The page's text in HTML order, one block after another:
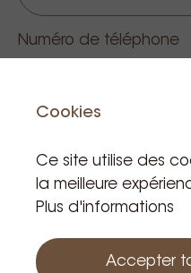
Numéro de téléphone
Cookies
Ce site utilise des
la meilleure
Plus d'informations
Accepter